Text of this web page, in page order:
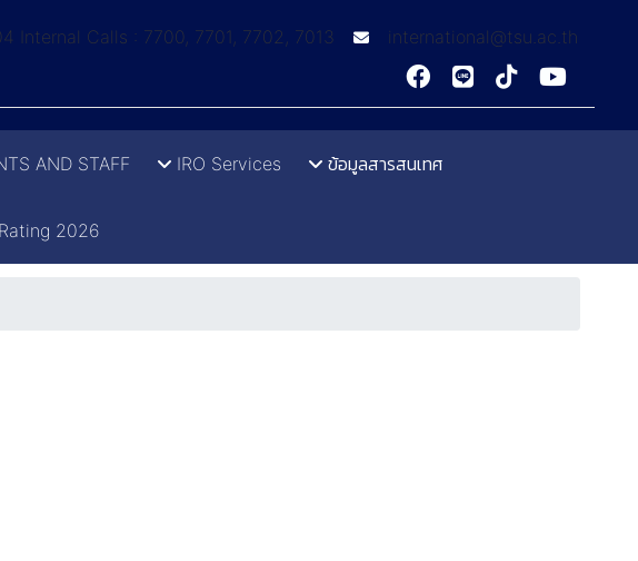
Internal Calls : 7700, 7701, 7702, 7013 international@tsu.ac.th
AND STAFF IRO Services ข้อมูลสารสนเทศ
2026